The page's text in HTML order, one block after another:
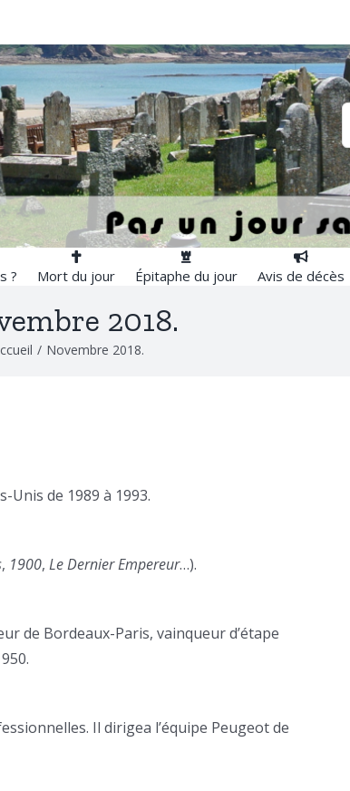
? Mort du jour Épitaphe du jour Avis de décès
2018.
/ Novembre 2018.
Unis de 1989 à 1993.
, 1900, Le Dernier Empereur…).
de Bordeaux-Paris, vainqueur d’étape
Il dirigea l’équipe Peugeot de